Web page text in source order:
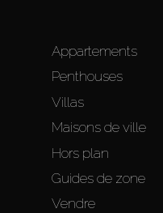
Appartements
Penthouses
Villas
Maisons de ville
Hors plan
Guides de zone
Vendre